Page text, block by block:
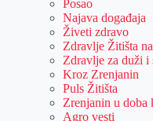
Posao
Najava događaja
Živeti zdravo
Zdravlje Žitišta
Zdravlje za duži i
Kroz Zrenjanin
Puls Žitišta
Zrenjanin u doba
Agro vesti